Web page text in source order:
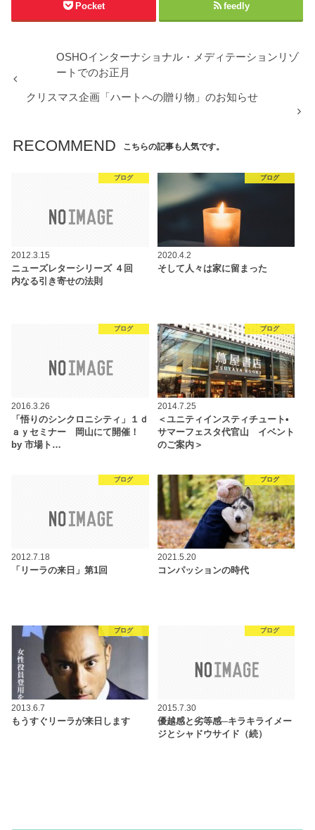
Pocket feedly
OSHOインターナショナル・メディテーションリゾ
ートでのお正月
クリスマス企画「ハートへの贈り物」のお知らせ
RECOMMEND こちらの記事も人気です。
ブログ
2012.3.15
ニューズレターシリーズ ４回
内なる引き寄せの法則
ブログ
2020.4.2
そして人々は家に留まった
ブログ
2016.3.26
「悟りのシンクロニシティ」１ｄ
ａｙセミナー 岡山にて開催！
by 市場ト…
ブログ
2014.7.25
＜ユニティインスティチュート•
サマーフェスタ代官山 イベント
のご案内＞
ブログ
2012.7.18
「リーラの来日」第1回
ブログ
2021.5.20
コンパッションの時代
ブログ
2013.6.7
もうすぐリーラが来日します
ブログ
2015.7.30
優越感と劣等感─キラキライメー
ジとシャドウサイド（続）